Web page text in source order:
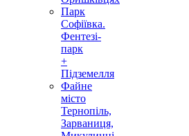
Парк
Софіївка.
Фентезі-
парк
+
Підземелля
Файне
місто
Тернопіль,
Зарваниця,